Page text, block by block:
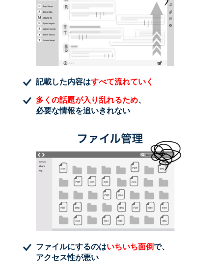
記載した内容はすべて流れていく
多くの話題が入り乱れるため、
必要な情報を追いきれない
ファイルにするのはいちいち面倒で、
アクセス性が悪い